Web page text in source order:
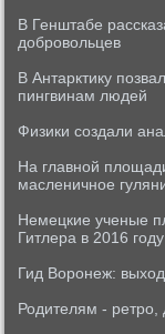
В Генштабе
добровольцев
В Антарктику
пингвинам людей
Физики создали
На главной
масленичное
Немецкие ученые
Гитлера в 2016 году
Гид Воронеж:
Родителям - ретро,